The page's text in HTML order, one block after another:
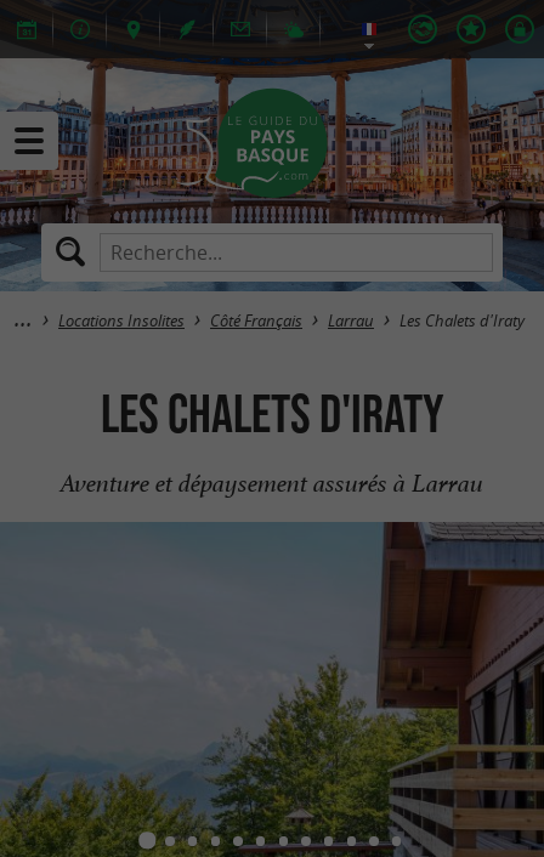
Locations Insolites Côté Français Larrau Les Chalets d'Iraty
Les Chalets d'Iraty
Aventure et dépaysement assurés à Larrau